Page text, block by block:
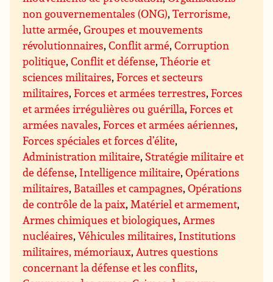
non gouvernementales (ONG),Terrorisme,
lutte armée,Groupes et mouvements
révolutionnaires,Conflit armé,Corruption
politique,Conflit et défense,Théorie et
sciences militaires,Forces et secteurs
militaires,Forces et armées terrestres,Forces
et armées irrégulières ou guérilla,Forces et
armées navales,Forces et armées aériennes,
Forces spéciales et forces d’élite,
Administration militaire, Stratégie militaire et
de défense, Intelligence militaire,Opérations
militaires, Batailles et campagnes,Opérations
de contrôle de la paix,Matériel et armement,
Armes chimiques et biologiques,Armes
nucléaires,Véhicules militaires, Institutions
militaires, mémoriaux,Autres questions
concernant la défense et les conflits,